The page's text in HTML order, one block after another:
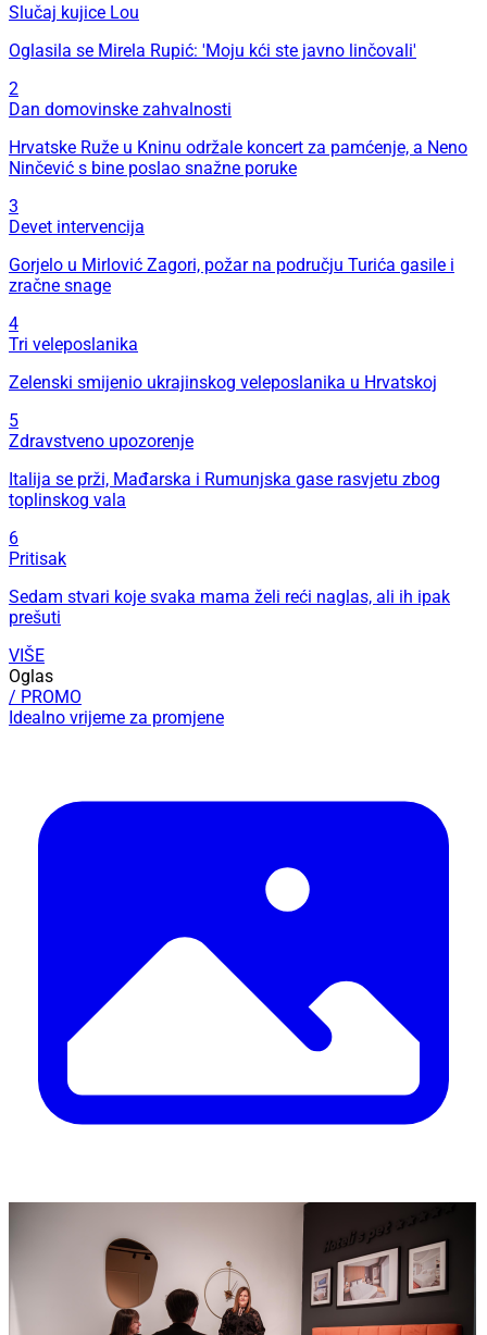
Slučaj kujice Lou
Oglasila se Mirela Rupić: 'Moju kći ste javno linčovali'
2
Dan domovinske zahvalnosti
Hrvatske Ruže u Kninu održale koncert za pamćenje, a Neno
Ninčević s bine poslao snažne poruke
3
Devet intervencija
Gorjelo u Mirlović Zagori, požar na području Turića gasile i
zračne snage
4
Tri veleposlanika
Zelenski smijenio ukrajinskog veleposlanika u Hrvatskoj
5
Zdravstveno upozorenje
Italija se prži, Mađarska i Rumunjska gase rasvjetu zbog
toplinskog vala
6
Pritisak
Sedam stvari koje svaka mama želi reći naglas, ali ih ipak
prešuti
VIŠE
Oglas
/ PROMO
Idealno vrijeme za promjene